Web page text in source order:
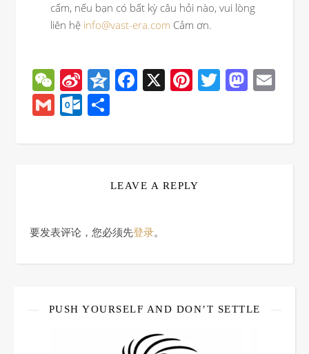
cấm, nếu bạn có bất kỳ câu hỏi nào, vui lòng
liên hệ info@vast-era.com Cảm ơn.
WeChat
Sina
Weibo
Qzone
Facebook
X Pinterest
Twitter
GmailOutlook.com
LEAVE A REPLY
要发表评论，您必须先登录。
PUSH YOURSELF AND DON’T SETTLE